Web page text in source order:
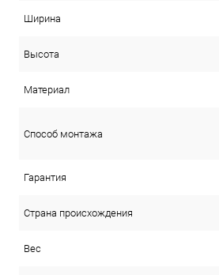
Ширина
Высота
Материал
Способ монтажа
Гарантия
Страна происхождения
Вес